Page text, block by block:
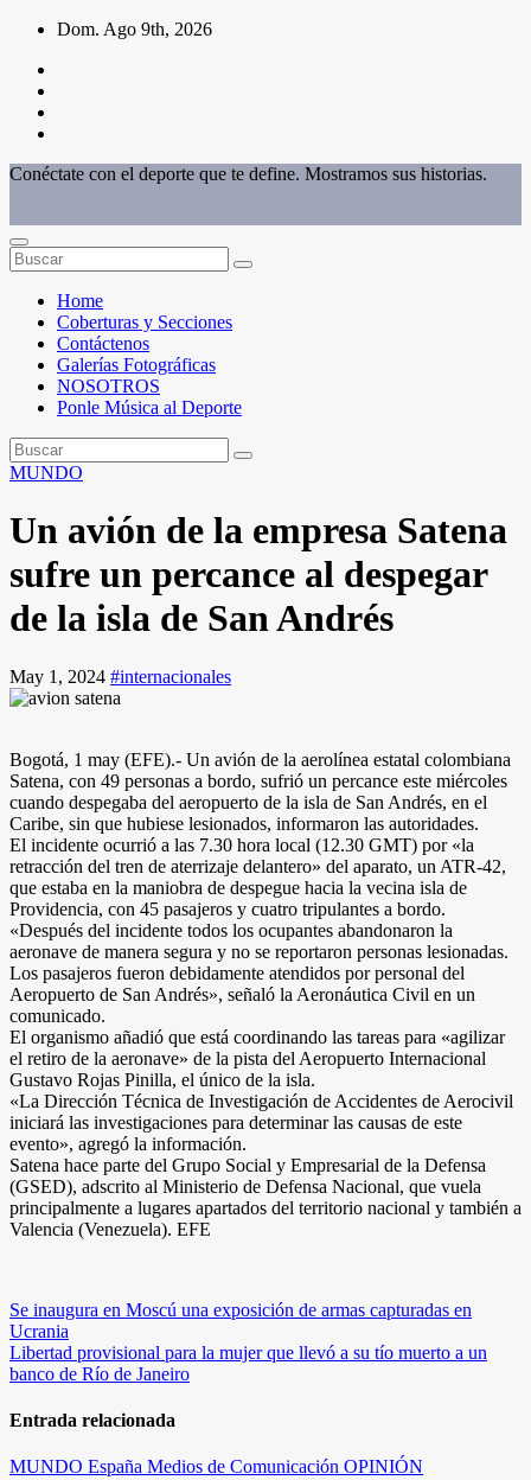
Saltar
contenido
Dom. Ago 9th, 2026
Conéctate con el deporte que te define. Mostramos sus historias.
Home
Coberturas y Secciones
Contáctenos
Galerías Fotográficas
NOSOTROS
Ponle Música al Deporte
MUNDO
Un avión de la empresa Satena
sufre un percance al despegar
de la isla de San Andrés
May 1, 2024 #internacionales
Bogotá, 1 may (EFE).- Un avión de la aerolínea estatal colombiana
Satena, con 49 personas a bordo, sufrió un percance este miércoles
cuando despegaba del aeropuerto de la isla de San Andrés, en el
Caribe, sin que hubiese lesionados, informaron las autoridades.
El incidente ocurrió a las 7.30 hora local (12.30 GMT) por «la
retracción del tren de aterrizaje delantero» del aparato, un ATR-42,
que estaba en la maniobra de despegue hacia la vecina isla de
Providencia, con 45 pasajeros y cuatro tripulantes a bordo.
«Después del incidente todos los ocupantes abandonaron la
aeronave de manera segura y no se reportaron personas lesionadas.
Los pasajeros fueron debidamente atendidos por personal del
Aeropuerto de San Andrés», señaló la Aeronáutica Civil en un
comunicado.
El organismo añadió que está coordinando las tareas para «agilizar
el retiro de la aeronave» de la pista del Aeropuerto Internacional
Gustavo Rojas Pinilla, el único de la isla.
«La Dirección Técnica de Investigación de Accidentes de Aerocivil
iniciará las investigaciones para determinar las causas de este
evento», agregó la información.
Satena hace parte del Grupo Social y Empresarial de la Defensa
(GSED), adscrito al Ministerio de Defensa Nacional, que vuela
principalmente a lugares apartados del territorio nacional y también a
Valencia (Venezuela). EFE
Navegación
de
entradas
Se inaugura en Moscú una exposición de armas capturadas en
Ucrania
Libertad provisional para la mujer que llevó a su tío muerto a un
banco de Río de Janeiro
Entrada relacionada
MUNDO España Medios de Comunicación OPINIÓN